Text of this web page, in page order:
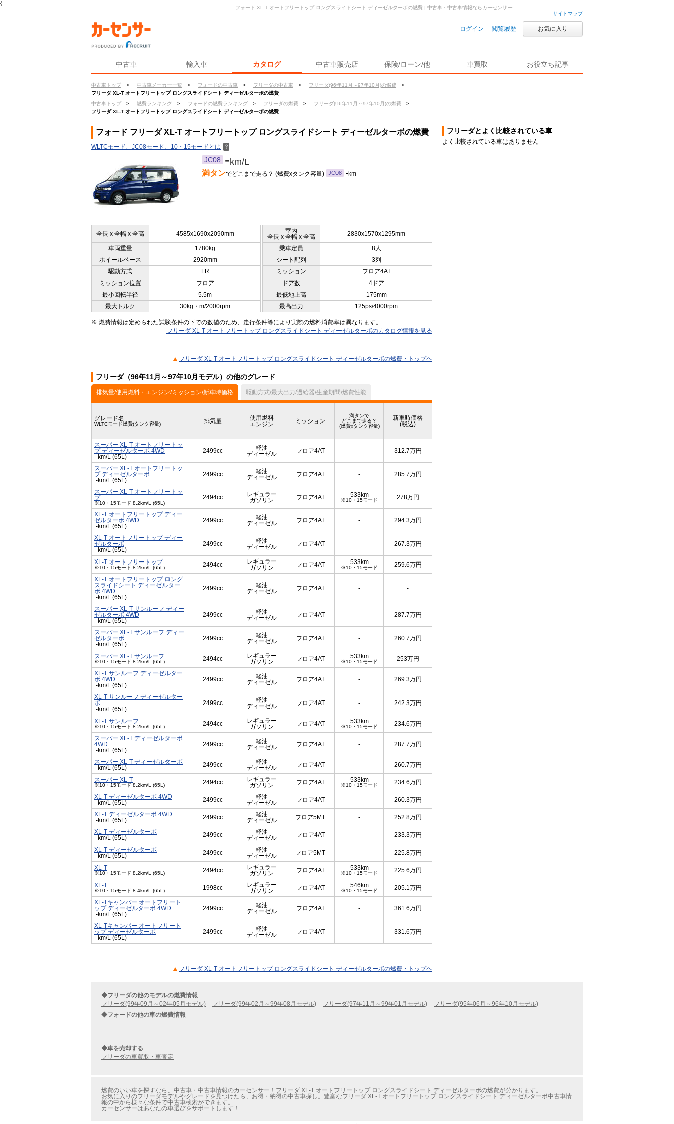
{
サイトマップ
ログイン 閲覧履歴 お気に入り
中古車 輸入車 カタログ 中古車販売店 保険/ローン/他 車買取 お役立ち記事
中古車トップ > 中古車メーカー一覧 > フォードの中古車 > フリーダの中古車 > フリーダ(96年11月～97年10月)の燃費
>
フリーダ XL-T オートフリートップ ロングスライドシート ディーゼルターボの燃費
中古車トップ
> 燃費ランキング > フォードの燃費ランキング > フリーダの燃費 > フリーダ(96年11月～97年10月)の燃費
>
フリーダ XL-T オートフリートップ ロングスライドシート ディーゼルターボの燃費
フォード XL-T オートフリートップ ロングスライドシート ディーゼルターボの燃費 | 中古車・中古車情報ならカーセンサー
フォード フリーダ XL-T オートフリートップ ロングスライドシート ディーゼルターボの燃費
WLTCモード、JC08モード、10・15モードとは ？
JC08 -km/L
満タンでどこまで走る？ (燃費xタンク容量) JC08 -km
全長 x 全幅 x 全高 4585x1690x2090mm
室内
全長 x 全幅 x 全高
2830x1570x1295mm
車両重量 1780kg 乗車定員
8人
ホイールベース
2920mm シート配列
3列
駆動方式
FR ミッション
フロア4AT
ミッション位置
フロア ドア数
4ドア
最小回転半径
5.5m 最低地上高
175mm
最大トルク
30kg・m/2000rpm 最高出力 125ps/4000rpm
※ 燃費情報は定められた試験条件の下での数値のため、走行条件等により実際の燃料消費率は異なります。
フリーダ XL-T オートフリートップ ロングスライドシート ディーゼルターボのカタログ情報を見る
フリーダ XL-T オートフリートップ ロングスライドシート ディーゼルターボの燃費・トップヘ
フリーダ（96年11月～97年10月モデル）の他のグレード
排気量/使用燃料・エンジン/ミッション/新車時価格 駆動方式/最大出力/過給器/生産期間/燃費性能
グレード名
WLTCモード燃費(タンク容量) 排気量
使用燃料
エンジン
ミッション
満タンで
どこまで走る？
(燃費xタンク容量)
新車時価格
(税込)
スーパー XL-T オートフリートッ
プ ディーゼルターボ 4WD
-km/L (65L)
2499cc
軽油
ディーゼル
フロア4AT - 312.7万円
スーパー XL-T オートフリートッ
プ ディーゼルターボ
-km/L (65L)
2499cc
軽油
ディーゼル
フロア4AT - 285.7万円
スーパー XL-T オートフリートッ
プ
※10・15モード 8.2km/L (65L)
2494cc
レギュラー
ガソリン
フロア4AT 533km
※10・15モード 278万円
XL-T オートフリートップ ディー
ゼルターボ 4WD
-km/L (65L)
2499cc
軽油
ディーゼル
フロア4AT - 294.3万円
XL-T オートフリートップ ディー
ゼルターボ
-km/L (65L)
2499cc
軽油
ディーゼル
フロア4AT - 267.3万円
XL-T オートフリートップ
※10・15モード 8.2km/L (65L) 2494cc
レギュラー
ガソリン
フロア4AT 533km
※10・15モード 259.6万円
XL-T オートフリートップ ロング
スライドシート ディーゼルター
ボ 4WD
-km/L (65L)
2499cc
軽油
ディーゼル
フロア4AT - -
スーパー XL-T サンルーフ ディー
ゼルターボ 4WD
-km/L (65L)
2499cc
軽油
ディーゼル
フロア4AT - 287.7万円
スーパー XL-T サンルーフ ディー
ゼルターボ
-km/L (65L)
2499cc
軽油
ディーゼル
フロア4AT - 260.7万円
スーパー XL-T サンルーフ
※10・15モード 8.2km/L (65L) 2494cc
レギュラー
ガソリン
フロア4AT 533km
※10・15モード 253万円
XL-T サンルーフ ディーゼルター
ボ 4WD
-km/L (65L)
2499cc
軽油
ディーゼル
フロア4AT - 269.3万円
XL-T サンルーフ ディーゼルター
ボ
-km/L (65L)
2499cc
軽油
ディーゼル
フロア4AT - 242.3万円
XL-T サンルーフ
※10・15モード 8.2km/L (65L) 2494cc
レギュラー
ガソリン
フロア4AT 533km
※10・15モード 234.6万円
スーパー XL-T ディーゼルターボ
4WD
-km/L (65L)
2499cc
軽油
ディーゼル
フロア4AT - 287.7万円
スーパー XL-T ディーゼルターボ
-km/L (65L)
2499cc
軽油
ディーゼル
フロア4AT - 260.7万円
スーパー XL-T
※10・15モード 8.2km/L (65L) 2494cc
レギュラー
ガソリン
フロア4AT 533km
※10・15モード 234.6万円
XL-T ディーゼルターボ 4WD
-km/L (65L)
2499cc
軽油
ディーゼル
フロア4AT - 260.3万円
XL-T ディーゼルターボ 4WD
-km/L (65L)
2499cc
軽油
ディーゼル
フロア5MT - 252.8万円
XL-T ディーゼルターボ
-km/L (65L)
2499cc
軽油
ディーゼル
フロア4AT - 233.3万円
XL-T ディーゼルターボ
-km/L (65L)
2499cc
軽油
ディーゼル
フロア5MT - 225.8万円
XL-T
※10・15モード 8.2km/L (65L) 2494cc
レギュラー
ガソリン
フロア4AT 533km
※10・15モード 225.6万円
XL-T
※10・15モード 8.4km/L (65L) 1998cc
レギュラー
ガソリン
フロア4AT 546km
※10・15モード 205.1万円
XL-Tキャンパー オートフリート
ップ ディーゼルターボ 4WD
-km/L (65L)
2499cc
軽油
ディーゼル
フロア4AT - 361.6万円
XL-Tキャンパー オートフリート
ップ ディーゼルターボ
-km/L (65L)
2499cc
軽油
ディーゼル
フロア4AT - 331.6万円
フリーダ XL-T オートフリートップ ロングスライドシート ディーゼルターボの燃費・トップヘ
フリーダとよく比較されている車
よく比較されている車はありません
◆フリーダの他のモデルの燃費情報
フリーダ(99年09月～02年05月モデル)
フリーダ(99年02月～99年08月モデル) フリーダ(97年11月～99年01月モデル)
フリーダ(95年06月～96年10月モデル)
◆フォードの他の車の燃費情報
◆車を売却する
フリーダの車買取・車査定
燃費のいい車を探すなら、中古車・中古車情報のカーセンサー！フリーダ XL-T オートフリートップ ロングスライドシート ディーゼルターボの燃費が分かります。
お気に入りのフリーダモデルやグレードを見つけたら、お得・納得の中古車探し。豊富なフリーダ XL-T オートフリートップ ロングスライドシート ディーゼルターボ中古車情
報の中から様々な条件で中古車検索ができます。
カーセンサーはあなたの車選びをサポートします！